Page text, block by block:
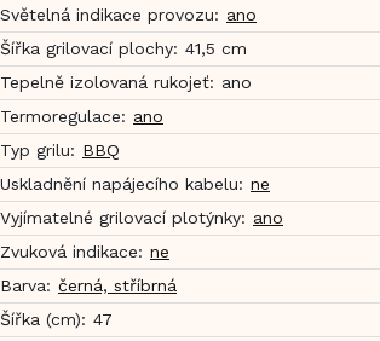
Světelná indikace provozu: ano
Šířka grilovací plochy: 41,5 cm
Tepelně izolovaná rukojeť: ano
Termoregulace: ano
Typ grilu: BBQ
Uskladnění napájecího kabelu: ne
Vyjímatelné grilovací plotýnky: ano
Zvuková indikace: ne
Barva: černá, stříbrná
Šířka (cm): 47